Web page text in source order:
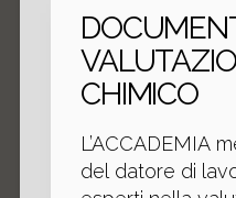
CHIMICO
L’ACCADEMIA mette a disposizione
del datore di